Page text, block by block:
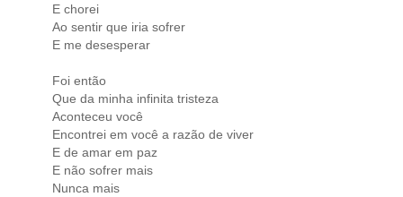
E chorei
Ao sentir que iria sofrer
E me desesperar
Foi então
Que da minha infinita tristeza
Aconteceu você
Encontrei em você a razão de viver
E de amar em paz
E não sofrer mais
Nunca mais